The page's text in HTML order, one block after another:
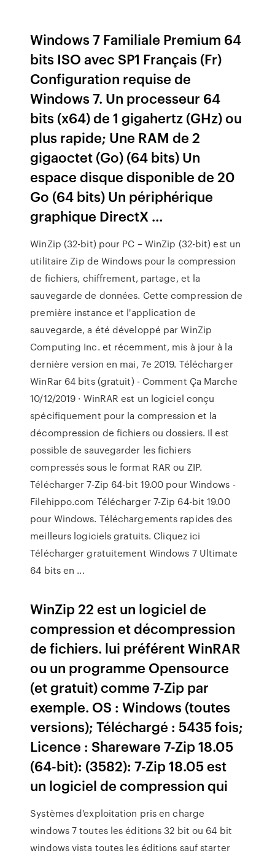
Windows 7 Familiale Premium 64
bits ISO avec SP1 Français (Fr)
Configuration requise de
Windows 7. Un processeur 64
bits (x64) de 1 gigahertz (GHz) ou
plus rapide; Une RAM de 2
gigaoctet (Go) (64 bits) Un
espace disque disponible de 20
Go (64 bits) Un périphérique
graphique DirectX …
WinZip (32-bit) pour PC – WinZip (32-bit) est un
utilitaire Zip de Windows pour la compression
de fichiers, chiffrement, partage, et la
sauvegarde de données. Cette compression de
première instance et l'application de
sauvegarde, a été développé par WinZip
Computing Inc. et récemment, mis à jour à la
dernière version en mai, 7e 2019. Télécharger
WinRar 64 bits (gratuit) - Comment Ça Marche
10/12/2019 · WinRAR est un logiciel conçu
spécifiquement pour la compression et la
décompression de fichiers ou dossiers. Il est
possible de sauvegarder les fichiers
compressés sous le format RAR ou ZIP.
Télécharger 7-Zip 64-bit 19.00 pour Windows -
Filehippo.com Télécharger 7-Zip 64-bit 19.00
pour Windows. Téléchargements rapides des
meilleurs logiciels gratuits. Cliquez ici
Télécharger gratuitement Windows 7 Ultimate
64 bits en ...
WinZip 22 est un logiciel de
compression et décompression
de fichiers. lui préférent WinRAR
ou un programme Opensource
(et gratuit) comme 7-Zip par
exemple. OS : Windows (toutes
versions); Téléchargé : 5435 fois;
Licence : Shareware 7-Zip 18.05
(64-bit): (3582): 7-Zip 18.05 est
un logiciel de compression qui
Systèmes d'exploitation pris en charge
windows 7 toutes les éditions 32 bit ou 64 bit
windows vista toutes les éditions sauf starter